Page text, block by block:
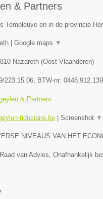
& Partners
Templeuve en in de provincie
| Google maps ▼
Nazareth(Oost-Vlaanderen)
223.15.06, BTW-nr: 0448.912.139
& Partners
fiduciaire.be| Screenshot ▼
NIVEAUS VAN HET
van Advies, Onafhankelijk